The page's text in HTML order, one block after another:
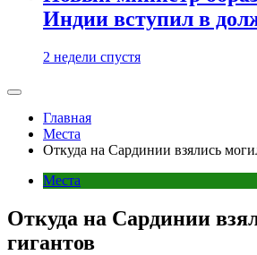
Индии вступил в
2 недели спустя
Главная
Места
Откуда на Сардинии взялись
Места
Откуда на Сардинии
гигантов